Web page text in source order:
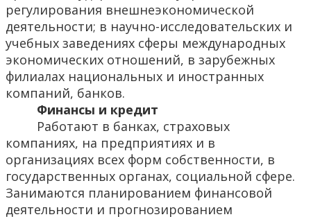
регулирования внешнеэкономической
деятельности; в научно-исследовательских и
учебных заведениях сферы международных
экономических отношений, в зарубежных
филиалах национальных и иностранных
компаний, банков.
Финансы и кредит
Работают в банках, страховых
компаниях, на предприятиях и в
организациях всех форм собственности, в
государственных органах, социальной сфере.
Занимаются планированием финансовой
деятельности и прогнозированием